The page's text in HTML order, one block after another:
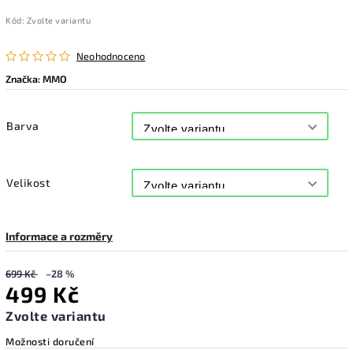
Kód: Zvolte variantu
Neohodnoceno
Značka:MMO
Barva
Velikost
Informace a rozměry
699 Kč –28 %
499 Kč
Zvolte variantu
Možnosti doručení